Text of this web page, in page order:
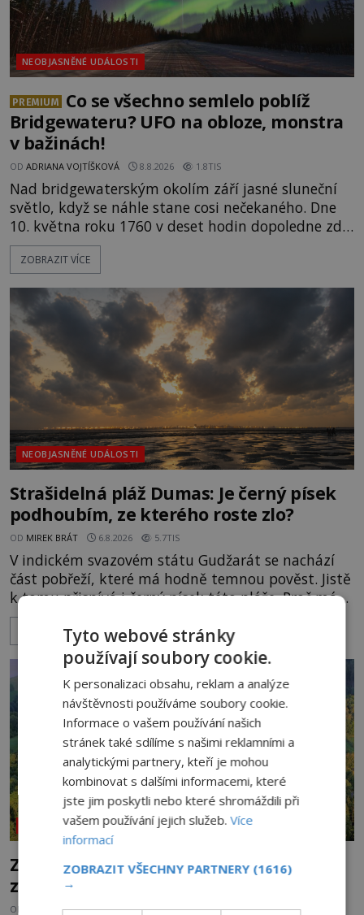
NEOBJASNĚNÉ UDÁLOSTI
PREMIUM
Co se všechno semlelo poblíž
Bridgewateru? UFO na obloze, monstra
v bažinách!
OD ADRIANA VOJTÍŠKOVÁ 8.8.2026 1.8TIS
Nad bridgewaterským okolím září jasné sluneční
světlo, když se náhle stane cosi nečekaného. Dne
10. května roku 1760 v deset hodin dopoledne zde
dojde k vůbec prvnímu historicky doloženému
přeletu UFO. Podle záznamů vyzařuje takové
jen o nějaký optický klam, nebo se zde skutečně
právě vznáší mimozemská loď
ZOBRAZIT VÍCE
NEOBJASNĚNÉ UDÁLOSTI
Strašidelná pláž Dumas: Je černý písek
podhoubím, ze kterého roste zlo?
OD MIREK BRÁT 6.8.2026 5.7TIS
V indickém svazovém státu Gudžarát se nachází
část pobřeží, které má hodně temnou pověst. Jistě
k tomu přispívá i černý písek této pláže. Proč má
pláž takové netypické zbarvení? Nakolik jsou
pravdivé historky, že zde došlo k nevysvětlitelným
zmizením turistů? Ti, kteří se nebojí, nás mohou
následovat. Vstupujeme na pláž Dumas ve městě
Surat. Gu
ZOBRAZIT VÍCE
NEOBJASNĚNÉ UDÁLOSTI
Zřícenina Trosky: Co je pravdy na
zvěstech o tajné chodbě?
OD MICHAELA HOLUBOVÁ 5.8.2026 3.4TIS
Tyto webové stránky
používají soubory cookie.
K personalizaci obsahu, reklam a analýze
návštěvnosti používáme soubory cookie.
Informace o vašem používání našich
stránek také sdílíme s našimi reklamními a
analytickými partnery, kteří je mohou
kombinovat s dalšími informacemi, které
jste jim poskytli nebo které shromáždili při
vašem používání jejich služeb.Více
informací
ZOBRAZIT VŠECHNY PARTNERY (1616)
→